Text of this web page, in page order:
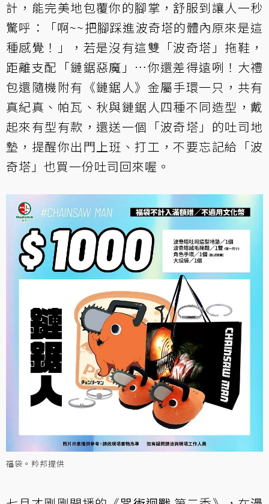
計，能完美地包覆你的腳掌，舒服到讓人一秒
驚呼：「啊~~把腳踩進波奇塔的體內原來是這
種感覺！」，若是沒有這雙「波奇塔」拖鞋，
距離支配「鏈鋸惡魔」…你還差得遠咧！大禮
包還隨機附有《鏈鋸人》金屬手環一只，共有
真紀真、帕瓦、秋與鏈鋸人四種不同造型，戴
起來有型有款，還送一個「波奇塔」的吐司地
墊，提醒你出門上班、打工，不要忘記給「波
奇塔」也買一份吐司回來喔。
福袋。羚邦提供